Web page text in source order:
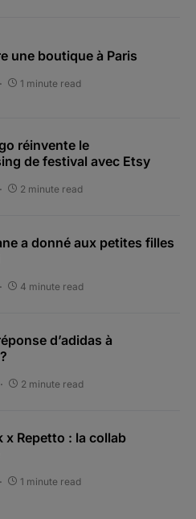
une boutique à Paris
1 minute read
réinvente le
de festival avec Etsy
2 minute read
a donné aux petites filles
4 minute read
d’adidas à
2 minute read
x Repetto : la collab
1 minute read